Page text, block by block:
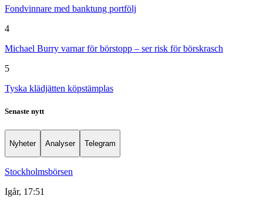
Fondvinnare med banktung portfölj
4
Michael Burry varnar för börstopp – ser risk för börskrasch
5
Tyska klädjätten köpstämplas
Senaste nytt
Nyheter Analyser Telegram
Stockholmsbörsen
Igår, 17:51